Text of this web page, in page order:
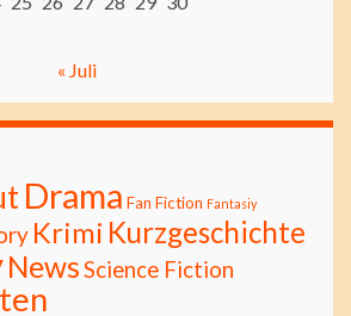
« Juli
Drama Fan Fiction Fantasiy
Krimi Kurzgeschichte
NewsScience Fiction